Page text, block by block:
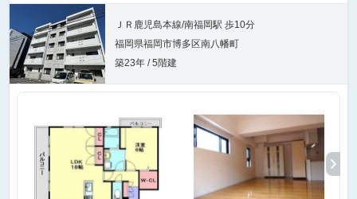
ＪＲ鹿児島本線/南福岡駅 歩10分
福岡県福岡市博多区南八幡町
築23年 / 5階建